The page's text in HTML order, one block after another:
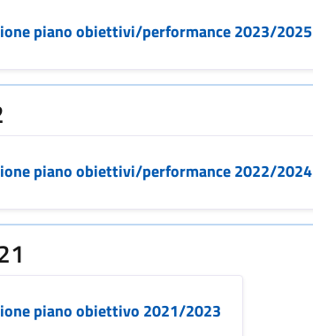
piano obiettivi/performance 2023/2025
piano obiettivi/performance 2022/2024
piano obiettivo 2021/2023